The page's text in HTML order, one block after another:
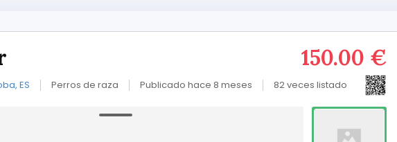
150.00 €
ES Perros de raza Publicado hace 8 meses 82 veces listado